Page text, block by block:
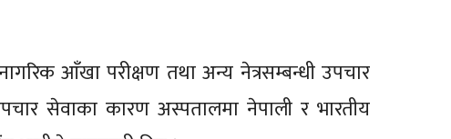
आँखा परीक्षण तथा अन्य नेत्रसम्बन्धी उपचार
सेवाका कारण अस्पतालमा नेपाली र भारतीय